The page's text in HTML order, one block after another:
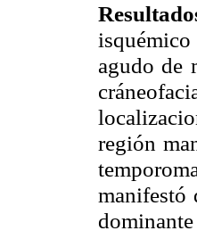
agudo de
región
manifestó